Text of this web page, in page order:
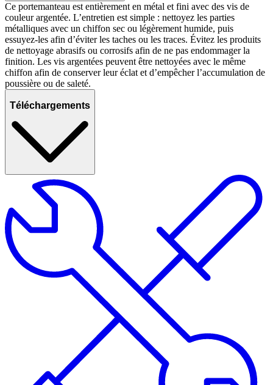
Ce portemanteau est entièrement en métal et fini avec des vis de
couleur argentée. L’entretien est simple : nettoyez les parties
métalliques avec un chiffon sec ou légèrement humide, puis
essuyez-les afin d’éviter les taches ou les traces. Évitez les produits
de nettoyage abrasifs ou corrosifs afin de ne pas endommager la
finition. Les vis argentées peuvent être nettoyées avec le même
chiffon afin de conserver leur éclat et d’empêcher l’accumulation de
poussière ou de saleté.
Téléchargements